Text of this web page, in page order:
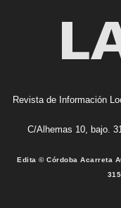
Revista de Información
C/Alhemas 10, bajo.
Edita © Córdoba Acarreta